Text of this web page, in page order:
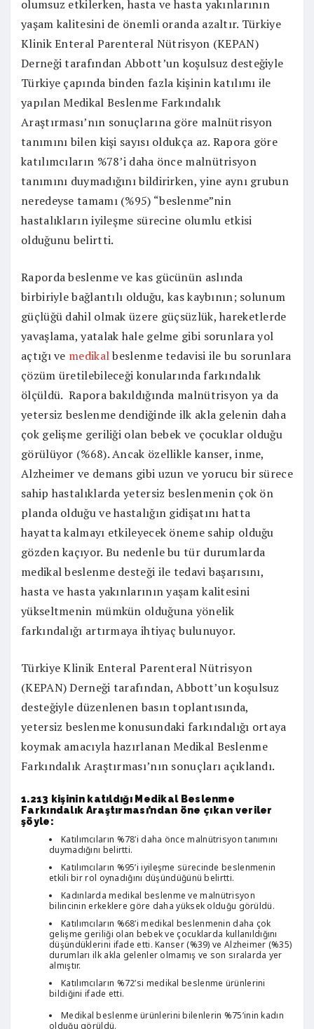
olumsuz etkilerken, hasta ve hasta yakınlarının
yaşam kalitesini de önemli oranda azaltır. Türkiye
Klinik Enteral Parenteral Nütrisyon (KEPAN)
Derneği tarafından Abbott’un koşulsuz desteğiyle
Türkiye çapında binden fazla kişinin katılımı ile
yapılan Medikal Beslenme Farkındalık
Araştırması’nın sonuçlarına göre malnütrisyon
tanımını bilen kişi sayısı oldukça az. Rapora göre
katılımcıların %78’i daha önce malnütrisyon
tanımını duymadığını bildirirken, yine aynı grubun
neredeyse tamamı (%95) “beslenme”nin
hastalıkların iyileşme sürecine olumlu etkisi
olduğunu belirtti.
Raporda beslenme ve kas gücünün aslında
birbiriyle bağlantılı olduğu, kas kaybının; solunum
güçlüğü dahil olmak üzere güçsüzlük, hareketlerde
yavaşlama, yatalak hale gelme gibi sorunlara yol
açtığı ve medikalbeslenme tedavisi ile bu sorunlara
çözüm üretilebileceği konularında farkındalık
ölçüldü. Rapora bakıldığında malnütrisyon ya da
yetersiz beslenme dendiğinde ilk akla gelenin daha
çok gelişme geriliği olan bebek ve çocuklar olduğu
görülüyor (%68). Ancak özellikle kanser, inme,
Alzheimer ve demans gibi uzun ve yorucu bir sürece
sahip hastalıklarda yetersiz beslenmenin çok ön
planda olduğu ve hastalığın gidişatını hatta
hayatta kalmayı etkileyecek öneme sahip olduğu
gözden kaçıyor. Bu nedenle bu tür durumlarda
medikal beslenme desteği ile tedavi başarısını,
hasta ve hasta yakınlarının yaşam kalitesini
yükseltmenin mümkün olduğuna yönelik
farkındalığı artırmaya ihtiyaç bulunuyor.
Türkiye Klinik Enteral Parenteral Nütrisyon
(KEPAN) Derneği tarafından, Abbott’un koşulsuz
desteğiyle düzenlenen basın toplantısında,
yetersiz beslenme konusundaki farkındalığı ortaya
koymak amacıyla hazırlanan Medikal Beslenme
Farkındalık Araştırması’nın sonuçları açıklandı.
1.213 kişinin katıldığı Medikal Beslenme
Farkındalık Araştırması’ndan öne çıkan veriler
şöyle:
Katılımcıların %78’i daha önce malnütrisyon tanımını
duymadığını belirtti.
Katılımcıların %95’i iyileşme sürecinde beslenmenin
etkili bir rol oynadığını düşündüğünü belirtti.
Kadınlarda medikal beslenme ve malnütrisyon
bilincinin erkeklere göre daha yüksek olduğu görüldü.
Katılımcıların %68’i medikal beslenmenin daha çok
gelişme geriliği olan bebek ve çocuklarda kullanıldığını
düşündüklerini ifade etti. Kanser (%39) ve Alzheimer (%35)
durumları ilk akla gelenler olmamış ve son sıralarda yer
almıştır.
Katılımcıların %72’si medikal beslenme ürünlerini
bildiğini ifade etti.
Medikal beslenme ürünlerini bilenlerin %75’inin kadın
olduğu görüldü.